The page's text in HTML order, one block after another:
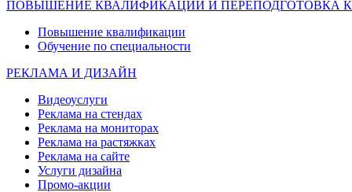
ПОВЫШЕНИЕ КВАЛИФИКАЦИИ И ПЕРЕПОДГОТОВКА
Повышение квалификации
Обучение по специальности
РЕКЛАМА И ДИЗАЙН
Видеоуслуги
Реклама на стендах
Реклама на мониторах
Реклама на растяжках
Реклама на сайте
Услуги дизайна
Промо-акции